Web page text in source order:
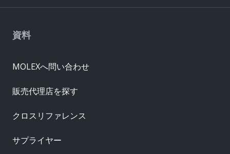
資料
MOLEXへ問い合わせ
販売代理店を探す
クロスリファレンス
サプライヤー